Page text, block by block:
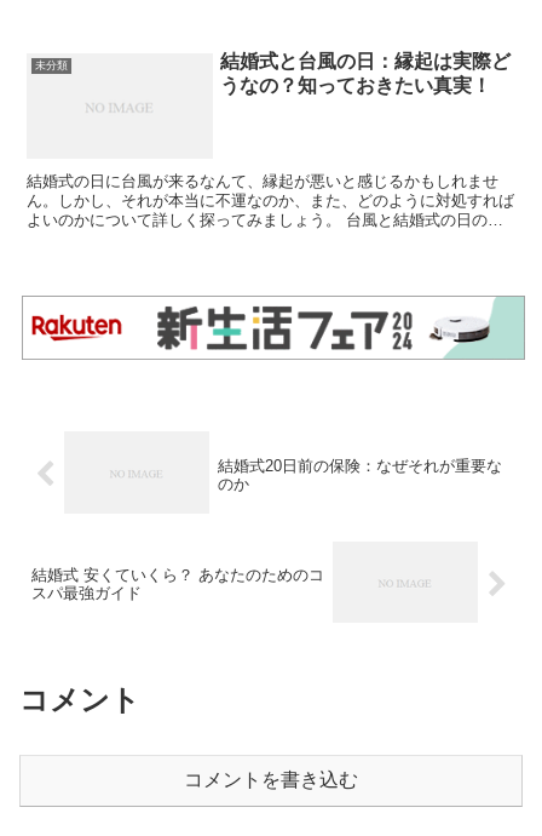
未分類
結婚式と台風の日：縁起は実際ど
うなの？知っておきたい真実！
結婚式の日に台風が来るなんて、縁起が悪いと感じるかもしれませ
ん。しかし、それが本当に不運なのか、また、どのように対処すれば
よいのかについて詳しく探ってみましょう。 台風と結婚式の日の縁
結婚式20日前の保険：なぜそれが重要な
のか
結婚式 安くていくら？ あなたのためのコ
スパ最強ガイド
コメント
コメントを書き込む